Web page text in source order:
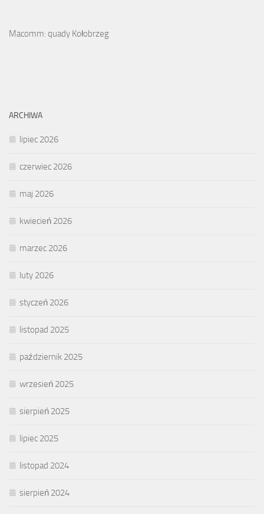
Macomm: quady Kołobrzeg
ARCHIWA
lipiec 2026
czerwiec 2026
maj 2026
kwiecień 2026
marzec 2026
luty 2026
styczeń 2026
listopad 2025
październik 2025
wrzesień 2025
sierpień 2025
lipiec 2025
listopad 2024
sierpień 2024